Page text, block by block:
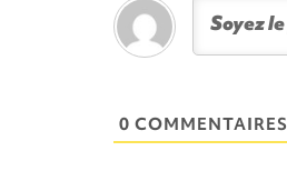
0 COMMENTAIRES